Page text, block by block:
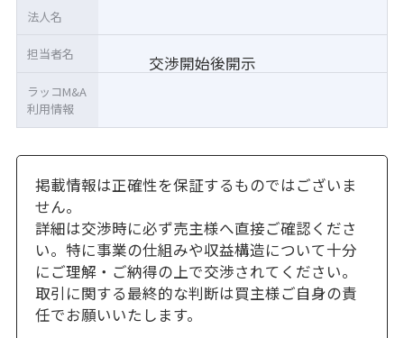
交渉開始後開示
法人名
担当者名
ラッコM&A
利用情報
掲載情報は正確性を保証するものではございま
せん。
詳細は交渉時に必ず売主様へ直接ご確認くださ
い。特に事業の仕組みや収益構造について十分
にご理解・ご納得の上で交渉されてください。
取引に関する最終的な判断は買主様ご自身の責
任でお願いいたします。